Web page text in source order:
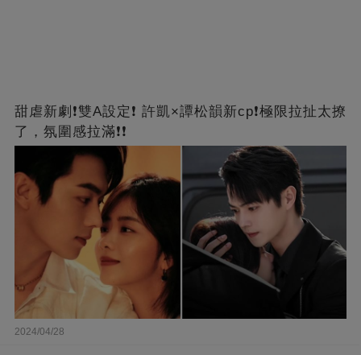
甜虐新劇❗雙A設定❗ 許凱×譚松韻新cp❗️極限拉扯太撩
了，氛圍感拉滿❗❗
2024/04/28